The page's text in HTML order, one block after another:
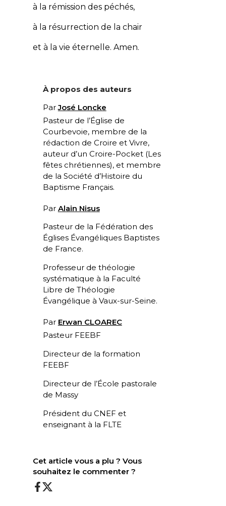
à la rémission des péchés,
à la résurrection de la chair
et à la vie éternelle. Amen.
À propos des auteurs
ParJosé Loncke
Pasteur de l’Église de
Courbevoie, membre de la
rédaction de Croire et Vivre,
auteur d’un Croire-Pocket (Les
fêtes chrétiennes), et membre
de la Société d’Histoire du
Baptisme Français.
Par Alain Nisus
Pasteur de la Fédération des
Églises Évangéliques Baptistes
de France.
Professeur de théologie
systématique à la Faculté
Libre de Théologie
Évangélique à Vaux-sur-Seine.
Par Erwan CLOAREC
Pasteur FEEBF
Directeur de la formation
FEEBF
Directeur de l’École pastorale
de Massy
Président du CNEF et
enseignant à la FLTE
Cet article vous a plu ? Vous
souhaitez le commenter ?